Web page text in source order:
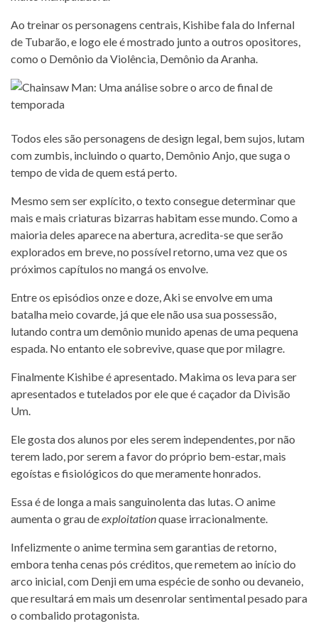
Ao treinar os personagens centrais, Kishibe fala do Infernal
de Tubarão, e logo ele é mostrado junto a outros opositores,
como o Demônio da Violência, Demônio da Aranha.
Todos eles são personagens de design legal, bem sujos, lutam
com zumbis, incluindo o quarto, Demônio Anjo, que suga o
tempo de vida de quem está perto.
Mesmo sem ser explícito, o texto consegue determinar que
mais e mais criaturas bizarras habitam esse mundo. Como a
maioria deles aparece na abertura, acredita-se que serão
explorados em breve, no possível retorno, uma vez que os
próximos capítulos no mangá os envolve.
Entre os episódios onze e doze, Aki se envolve em uma
batalha meio covarde, já que ele não usa sua possessão,
lutando contra um demônio munido apenas de uma pequena
espada. No entanto ele sobrevive, quase que por milagre.
Finalmente Kishibe é apresentado. Makima os leva para ser
apresentados e tutelados por ele que é caçador da Divisão
Um.
Ele gosta dos alunos por eles serem independentes, por não
terem lado, por serem a favor do próprio bem-estar, mais
egoístas e fisiológicos do que meramente honrados.
Essa é de longa a mais sanguinolenta das lutas. O anime
aumenta o grau deexploitationquase irracionalmente.
Infelizmente o anime termina sem garantias de retorno,
embora tenha cenas pós créditos, que remetem ao início do
arco inicial, com Denji em uma espécie de sonho ou devaneio,
que resultará em mais um desenrolar sentimental pesado para
o combalido protagonista.